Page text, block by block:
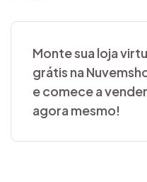
Monte sua loja
grátis na
e comece a vender
agora mesmo!